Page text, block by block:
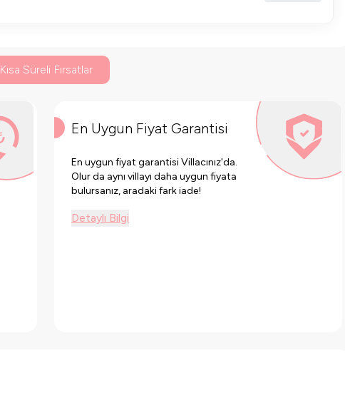
Kısa Süreli Fırsatlar
En Uygun Fiyat Garantisi
En uygun fiyat garantisi Villacınız'da.
Olur da aynı villayı daha uygun fiyata
bulursanız, aradaki fark iade!
Detaylı Bilgi